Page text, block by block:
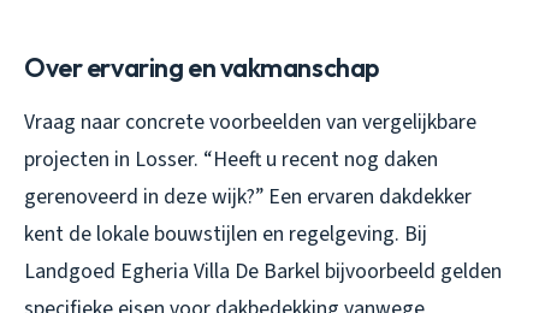
Over ervaring en vakmanschap
Vraag naar concrete voorbeelden van vergelijkbare
projecten in Losser. “Heeft u recent nog daken
gerenoveerd in deze wijk?” Een ervaren dakdekker
kent de lokale bouwstijlen en regelgeving. Bij
Landgoed Egheria Villa De Barkel bijvoorbeeld gelden